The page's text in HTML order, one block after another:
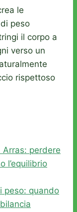
le
peso
il corpo a
verso un
rispettoso
perdere
l’equilibrio
peso: quando